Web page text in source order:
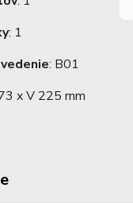
: 1
: B01
x V 225 mm